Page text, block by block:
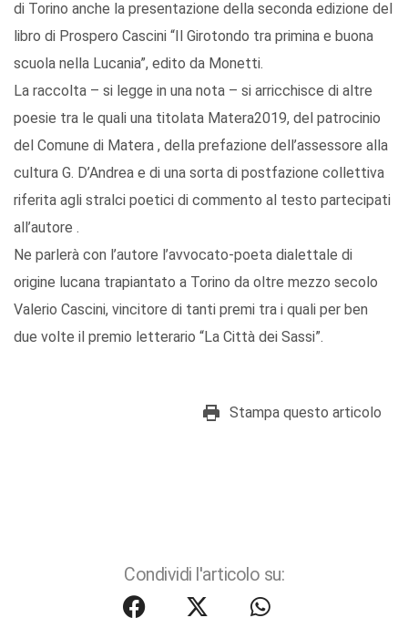
di Torino anche la presentazione della seconda edizione del
libro di Prospero Cascini “Il Girotondo tra primina e buona
scuola nella Lucania”, edito da Monetti.
La raccolta – si legge in una nota – si arricchisce di altre
poesie tra le quali una titolata Matera2019, del patrocinio
del Comune di Matera , della prefazione dell’assessore alla
cultura G. D’Andrea e di una sorta di postfazione collettiva
riferita agli stralci poetici di commento al testo partecipati
all’autore .
Ne parlerà con l’autore l’avvocato-poeta dialettale di
origine lucana trapiantato a Torino da oltre mezzo secolo
Valerio Cascini, vincitore di tanti premi tra i quali per ben
due volte il premio letterario “La Città dei Sassi”.
Stampa questo articolo
Condividi l'articolo su: